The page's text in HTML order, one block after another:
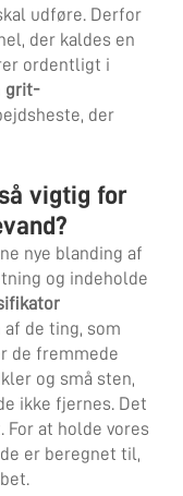
udføre. Derfor
der kaldes en
ordentligt i
grit-
der
vigtig for
nye blanding af
og indeholde
de ting, som
de fremmede
og små sten,
ikke fjernes. Det
at holde vores
er beregnet til,